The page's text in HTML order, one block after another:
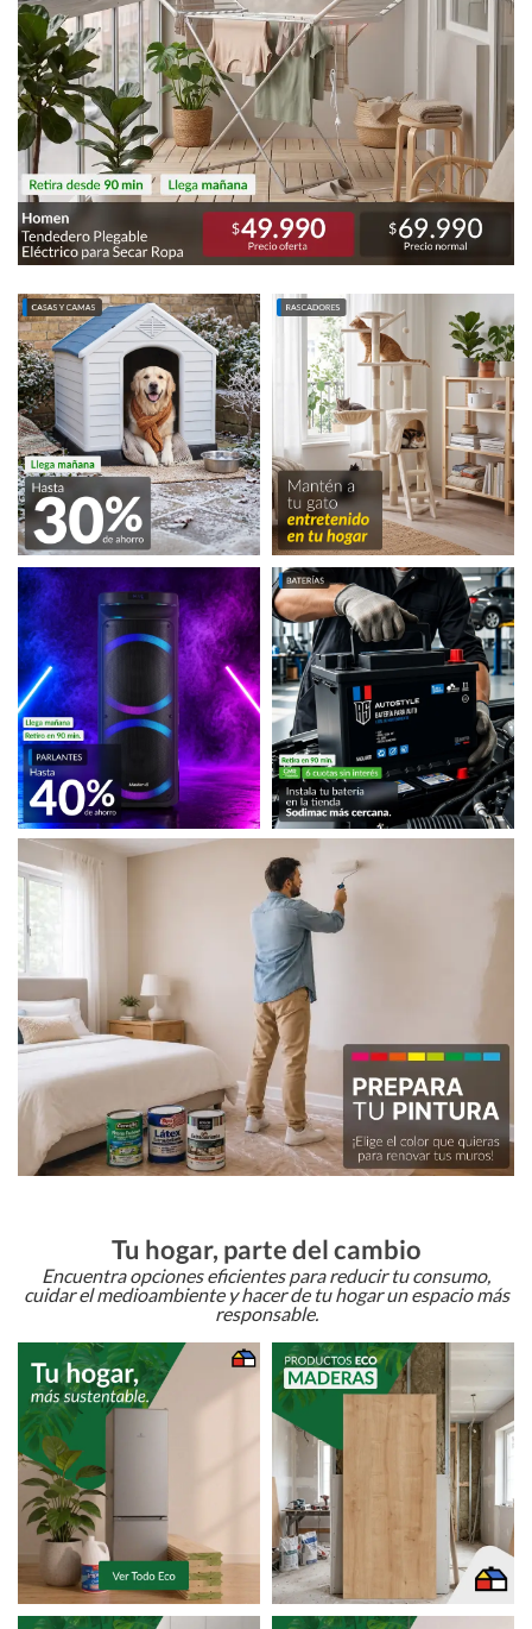
Tu hogar, parte del cambio
Encuentra opciones eficientes para reducir tu consumo,
cuidar el medioambiente y hacer de tu hogar un espacio más
responsable.